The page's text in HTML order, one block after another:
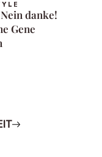
danke!
Gene